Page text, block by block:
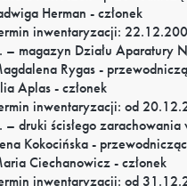
Herman - członek
inwentaryzacji:
– magazyn Działu Aparatury
Rygas -
Aplas - członek
inwentaryzacji: od
– druki ścisłego zarachowania
Kokocińska -
Ciechanowicz - członek
inwentaryzacji: od